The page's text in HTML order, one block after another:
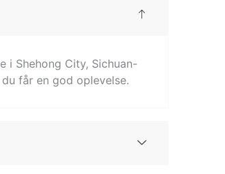
i Shehong City, Sichuan-
får en god oplevelse.